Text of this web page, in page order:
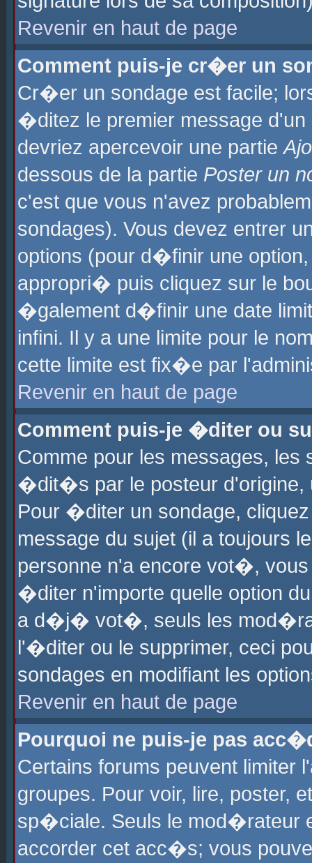
Revenir en haut de page
Comment puis-je cr�er un
Cr�er un sondage est facile;
�ditez le premier message
devriez apercevoir une partie
dessous de la partie Poster un
c'est que vous n'avez
sondages). Vous devez entrer
options (pour d�finir une
appropri� puis cliquez sur le
�galement d�finir une date
infini. Il y a une limite pour le
cette limite est fix�e par
Revenir en haut de page
Comment puis-je �diter ou
Comme pour les messages,
�dit�s par le posteur d'origine,
Pour �diter un sondage,
message du sujet (il a toujours
personne n'a encore vot�,
�diter n'importe quelle option
a d�j� vot�, seuls les
l'�diter ou le supprimer, ceci
sondages en modifiant les
Revenir en haut de page
Pourquoi ne puis-je pas
Certains forums peuvent
groupes. Pour voir, lire, poster,
sp�ciale. Seuls le mod�rateur
accorder cet acc�s; vous